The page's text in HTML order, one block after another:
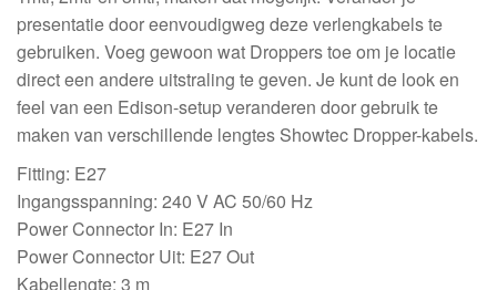
presentatie door eenvoudigweg deze verlengkabels te
gebruiken. Voeg gewoon wat Droppers toe om je locatie
direct een andere uitstraling te geven. Je kunt de look en
feel van een Edison-setup veranderen door gebruik te
maken van verschillende lengtes Showtec Dropper-kabels.
Fitting: E27
Ingangsspanning: 240 V AC 50/60 Hz
Power Connector In: E27 In
Power Connector Uit: E27 Out
Kabellengte: 3 m